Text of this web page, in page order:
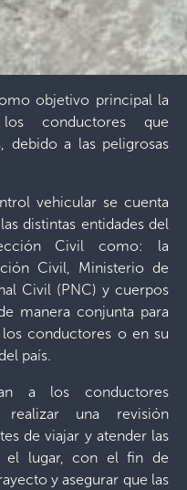
objetivo principal la
conductores que
debido a las peligrosas
vehicular se cuenta
distintas entidades del
Civil como: la
Civil, Ministerio de
Civil (PNC) y cuerpos
manera conjunta para
conductores o en su
país.
a los conductores
una revisión
de viajar y atender las
el lugar, con el fin de
y asegurar que las